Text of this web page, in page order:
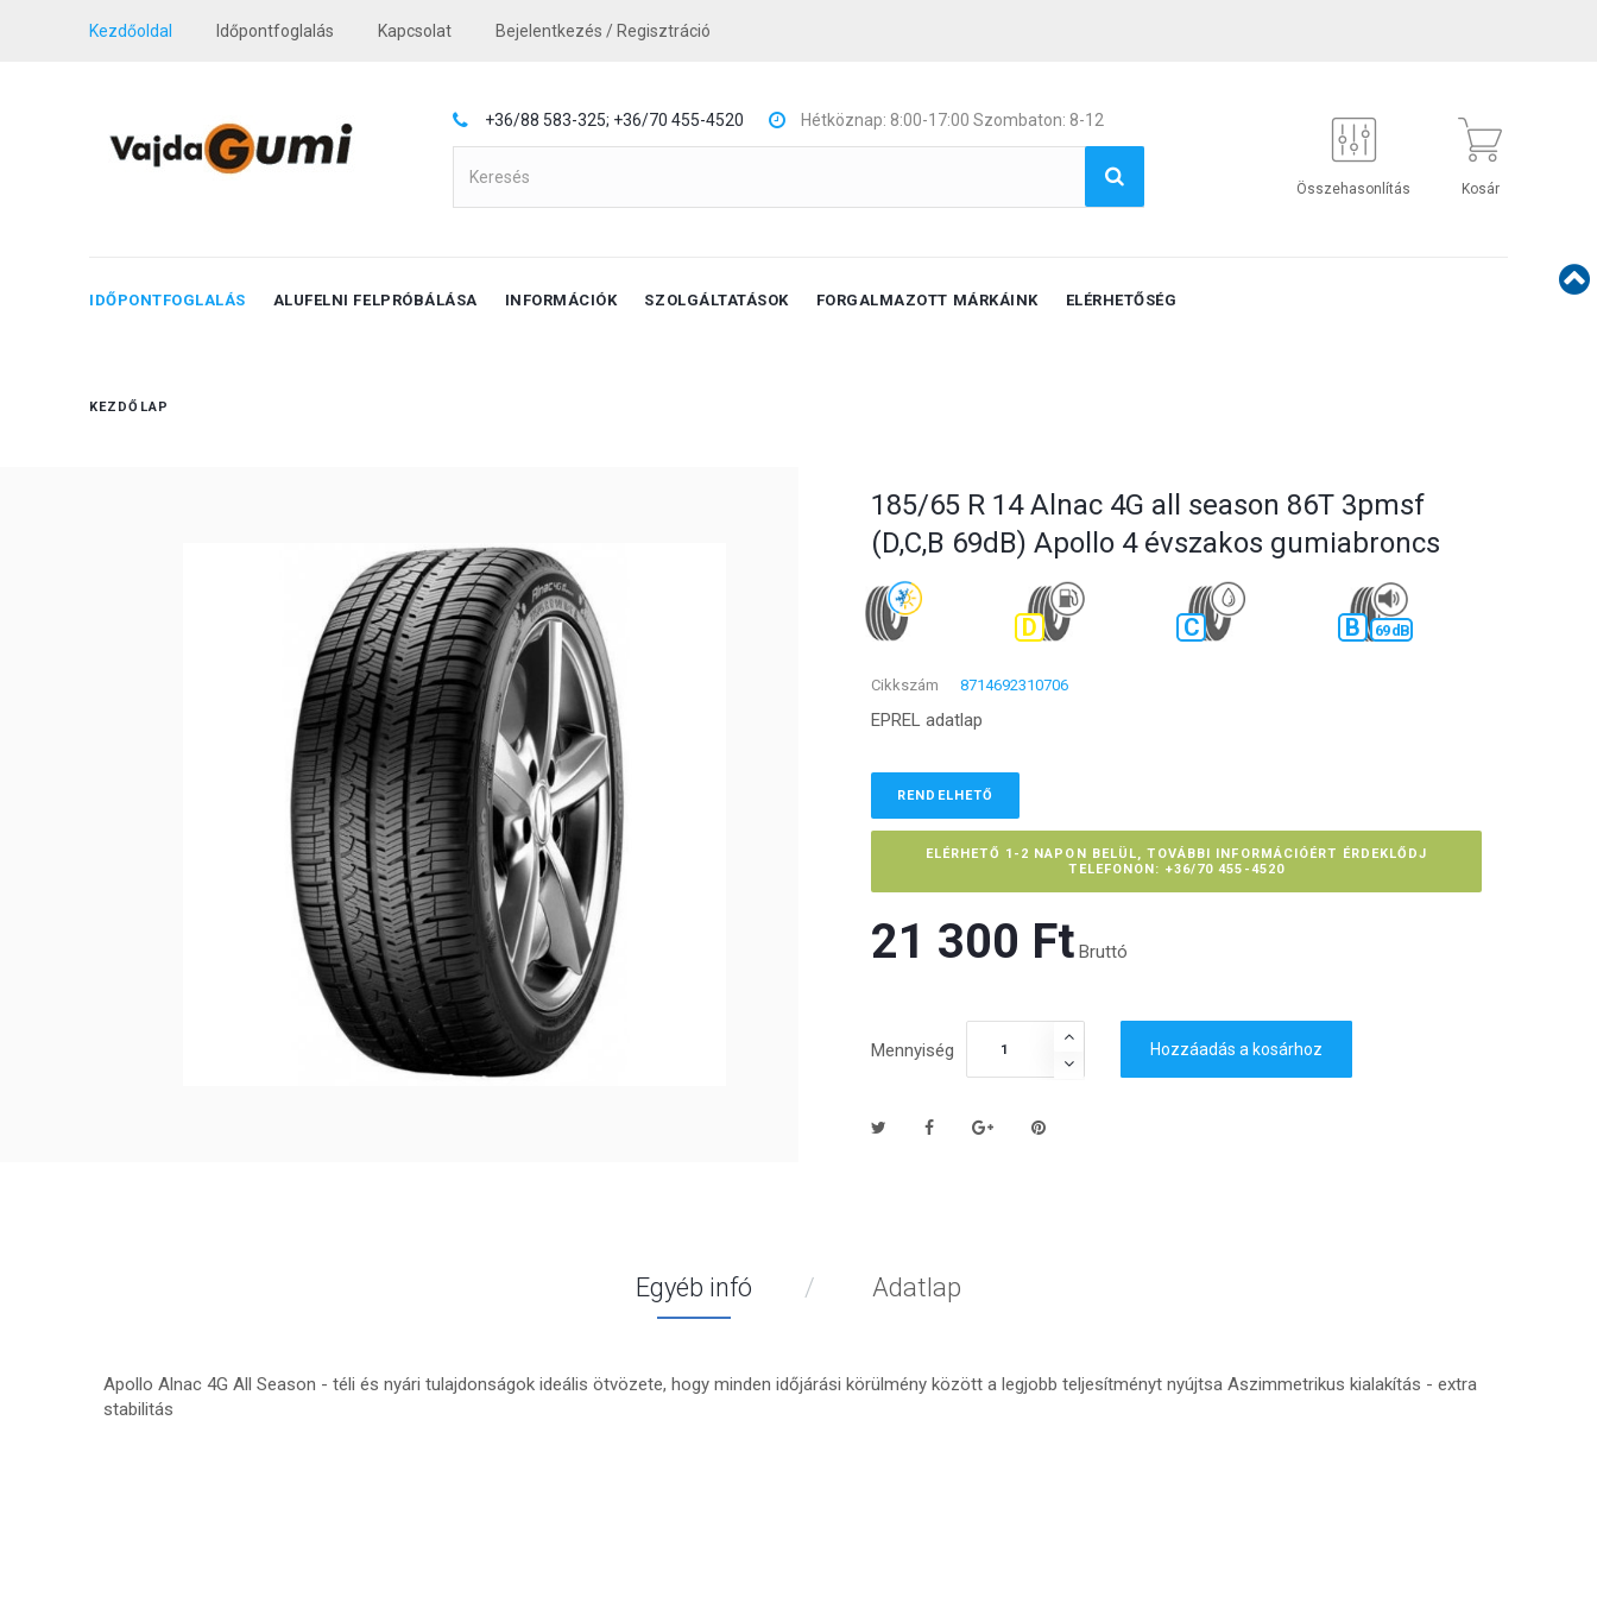
Kezdőoldal Időpontfoglalás Kapcsolat Bejelentkezés / Regisztráció
+36/88 583-325; +36/70 455-4520 Hétköznap: 8:00-17:00 Szombaton: 8-12
Összehasonlítás Kosár
IDŐPONTFOGLALÁS ALUFELNI FELPRÓBÁLÁSA INFORMÁCIÓK SZOLGÁLTATÁSOK FORGALMAZOTT MÁRKÁINK ELÉRHETŐSÉG
KEZDŐLAP
185/65 R 14 Alnac 4G all season 86T 3pmsf
(D,C,B 69dB) Apollo 4 évszakos gumiabroncs
D C B 69 dB
Cikkszám 8714692310706
EPREL adatlap
RENDELHETŐ
ELÉRHETŐ 1-2 NAPON BELÜL, TOVÁBBI INFORMÁCIÓÉRT ÉRDEKLŐDJ
TELEFONON: +36/70 455-4520
21 300 Ft‎ Bruttó
Mennyiség Hozzáadás a kosárhoz
Egyéb infó Adatlap
Apollo Alnac 4G All Season - téli és nyári tulajdonságok ideális ötvözete, hogy minden időjárási körülmény között a legjobb teljesítményt nyújtsa Aszimmetrikus kialakítás - extra
stabilitás